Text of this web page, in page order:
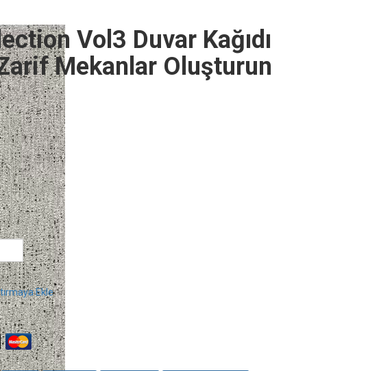
Vol3 Duvar Kağıdı
Mekanlar Oluşturun
Ekle